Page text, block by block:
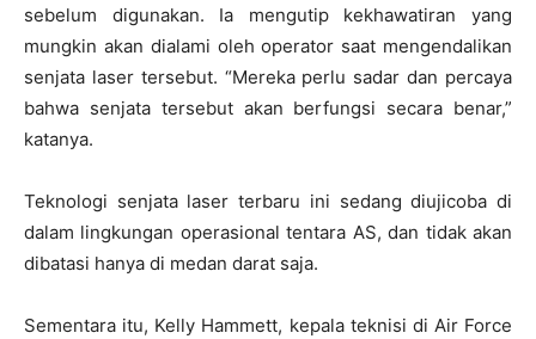
sebelum digunakan. Ia mengutip kekhawatiran yang
mungkin akan dialami oleh operator saat mengendalikan
senjata laser tersebut. “Mereka perlu sadar dan percaya
bahwa senjata tersebut akan berfungsi secara benar,”
katanya.
Teknologi senjata laser terbaru ini sedang diujicoba di
dalam lingkungan operasional tentara AS, dan tidak akan
dibatasi hanya di medan darat saja.
Sementara itu, Kelly Hammett, kepala teknisi di Air Force